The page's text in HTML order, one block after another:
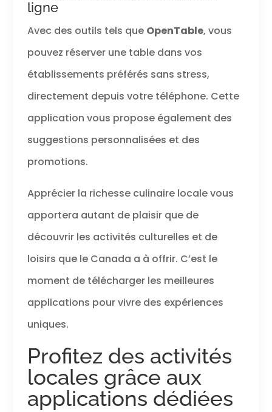
ligne
Avec des outils tels que OpenTable, vous
pouvez réserver une table dans vos
établissements préférés sans stress,
directement depuis votre téléphone. Cette
application vous propose également des
suggestions personnalisées et des
promotions.
Apprécier la richesse culinaire locale vous
apportera autant de plaisir que de
découvrir les activités culturelles et de
loisirs que le Canada a à offrir. C’est le
moment de télécharger les meilleures
applications pour vivre des expériences
uniques.
Profitez des activités
locales grâce aux
applications dédiées